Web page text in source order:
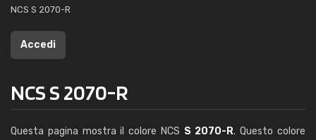
NCS S 2070-R
Accedi
NCS S 2070-R
Questa pagina mostra il colore NCS S 2070-R. Questo colore